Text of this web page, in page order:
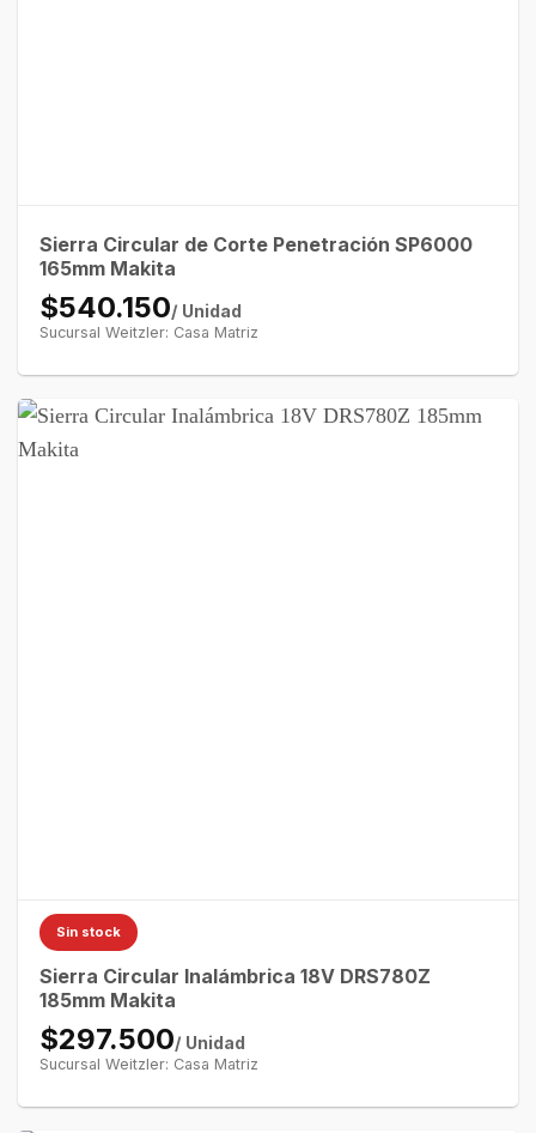
Sierra Circular de Corte Penetración SP6000
165mm Makita
$540.150/ Unidad
Sucursal Weitzler: Casa Matriz
Sin stock
Sierra Circular Inalámbrica 18V DRS780Z
185mm Makita
$297.500/ Unidad
Sucursal Weitzler: Casa Matriz